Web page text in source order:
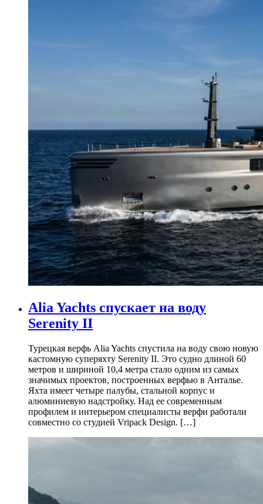
Alia Yachts спускает на воду
Serenity II
Турецкая верфь Alia Yachts спустила на воду свою новую
кастомную суперяхту Serenity II. Это судно длиной 60
метров и шириной 10,4 метра стало одним из самых
значимых проектов, построенных верфью в Анталье.
Яхта имеет четыре палубы, стальной корпус и
алюминиевую надстройку. Над ее современным
профилем и интерьером специалисты верфи работали
совместно со студией Vripack Design. […]